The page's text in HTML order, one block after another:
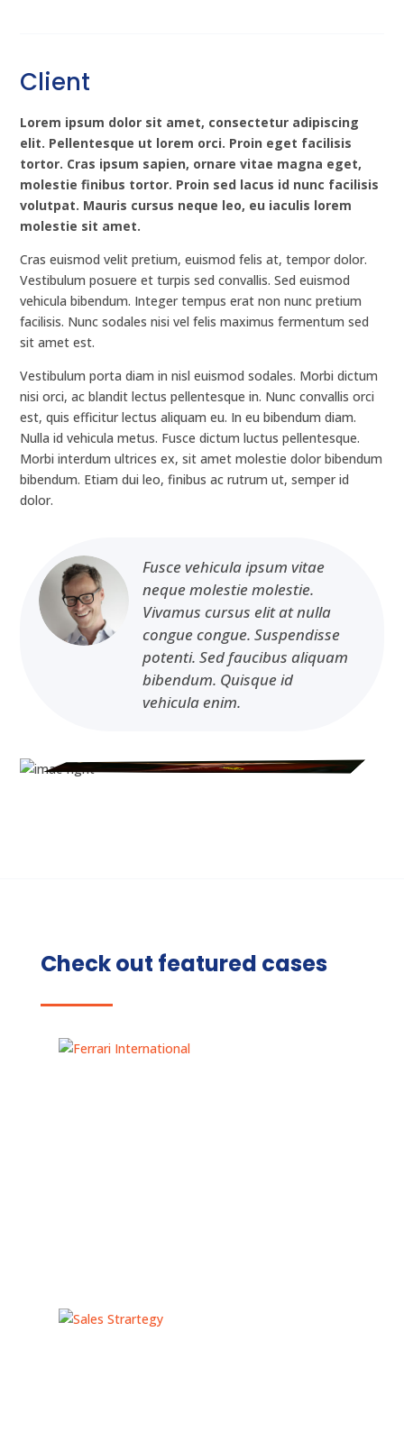
Client
Lorem ipsum dolor sit amet, consectetur adipiscing
elit. Pellentesque ut lorem orci. Proin eget facilisis
tortor. Cras ipsum sapien, ornare vitae magna eget,
molestie finibus tortor. Proin sed lacus id nunc facilisis
volutpat. Mauris cursus neque leo, eu iaculis lorem
molestie sit amet.
Cras euismod velit pretium, euismod felis at, tempor dolor.
Vestibulum posuere et turpis sed convallis. Sed euismod
vehicula bibendum. Integer tempus erat non nunc pretium
facilisis. Nunc sodales nisi vel felis maximus fermentum sed
sit amet est.
Vestibulum porta diam in nisl euismod sodales. Morbi dictum
nisi orci, ac blandit lectus pellentesque in. Nunc convallis orci
est, quis efficitur lectus aliquam eu. In eu bibendum diam.
Nulla id vehicula metus. Fusce dictum luctus pellentesque.
Morbi interdum ultrices ex, sit amet molestie dolor bibendum
bibendum. Etiam dui leo, finibus ac rutrum ut, semper id
dolor.
Fusce vehicula ipsum vitae
neque molestie molestie.
Vivamus cursus elit at nulla
congue congue. Suspendisse
potenti. Sed faucibus aliquam
bibendum. Quisque id
vehicula enim.
Check out featured cases